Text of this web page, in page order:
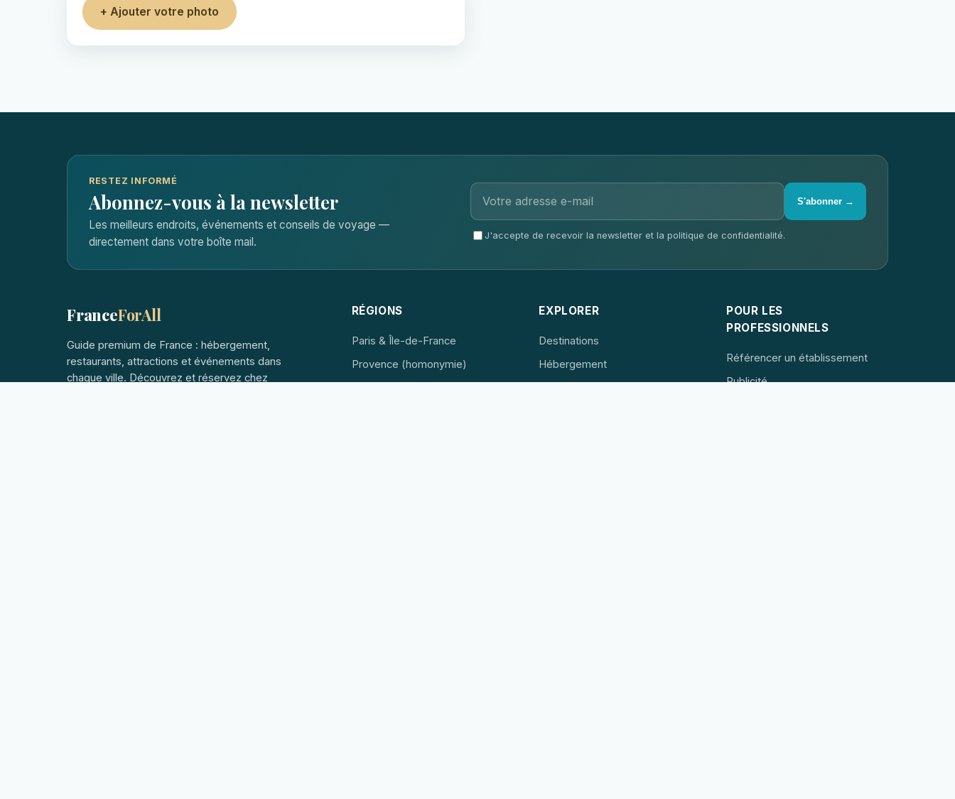
+ Ajouter votre photo
RESTEZ INFORMÉ
Abonnez-vous à la newsletter
Les meilleurs endroits, événements et conseils de voyage —
directement dans votre boîte mail.
S'abonner →
J'accepte de recevoir la newsletter et la politique de confidentialité.
FranceForAll
Guide premium de France : hébergement,
restaurants, attractions et événements dans
chaque ville. Découvrez et réservez chez
RÉGIONS
Paris & Île-de-France
Provence (homonymie)
EXPLORER
Destinations
Hébergement
POUR LES
PROFESSIONNELS
Référencer un établissement
Publicité
ce site ?
Visites virtuelles 360°
professionnelles